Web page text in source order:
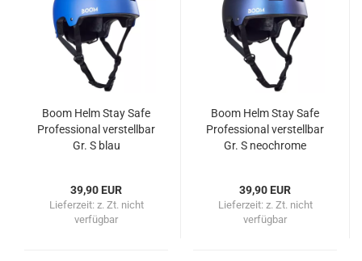
Boom Helm Stay Safe
Professional verstellbar
Gr. S blau
39,90 EUR
Lieferzeit: z. Zt. nicht
verfügbar
Boom Helm Stay Safe
Professional verstellbar
Gr. S neochrome
39,90 EUR
Lieferzeit: z. Zt. nicht
verfügbar